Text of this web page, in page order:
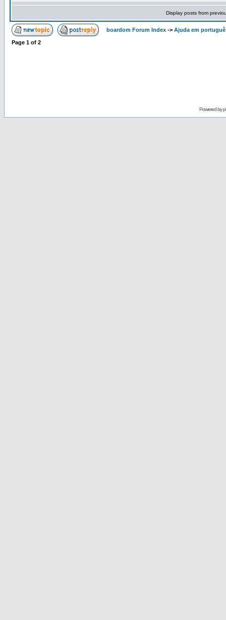
Display posts from
boardom Forum Index -> Ajuda em
Page 1 of 2
Powered by